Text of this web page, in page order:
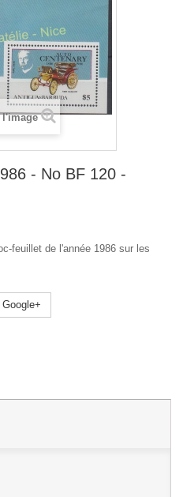
- No BF 120 -
feuillet de l'année 1986 sur les
Google+